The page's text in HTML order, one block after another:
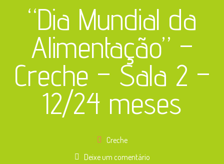
“Dia Mundial da
Alimentação” –
Creche – Sala 2 –
12/24 meses
Creche
Deixe um comentário